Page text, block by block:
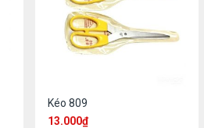
Kéo 809
13.000₫